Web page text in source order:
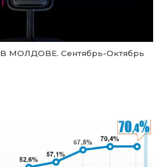
МОЛДОВЕ. Сентябрь-Октябрь